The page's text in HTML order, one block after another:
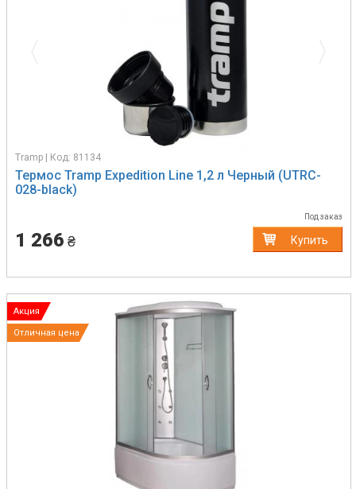
Tramp | Код: 81134
Термос Tramp Expedition Line 1,2 л Черный (UTRC-
028-black)
Под заказ
1 266 ₴ Купить
Акция
Отличная цена